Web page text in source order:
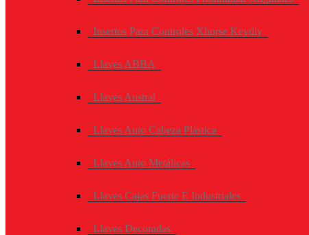
Insertos Para Controles Xhorse Keydiy
Llaves ABBA
Llaves Austral
Llaves Auto Cabeza Plástica
Llaves Auto Metálicas
Llaves Cajas Fuerte E Industriales
Llaves Decoradas